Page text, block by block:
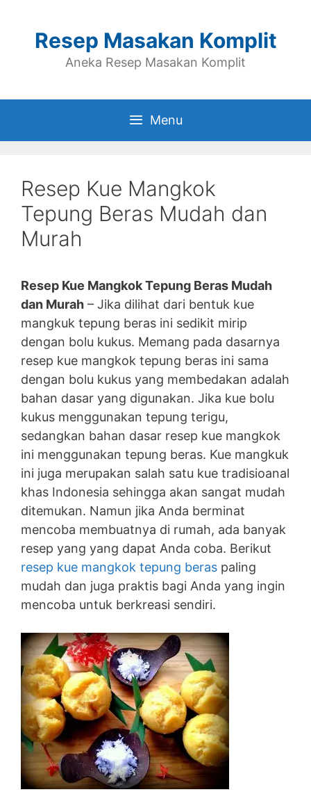
contentResep Masakan Komplit
Aneka Resep Masakan Komplit
Menu
Resep Kue Mangkok
Tepung Beras Mudah dan
Murah
Resep Kue Mangkok Tepung Beras Mudah
dan Murah – Jika dilihat dari bentuk kue
mangkuk tepung beras ini sedikit mirip
dengan bolu kukus. Memang pada dasarnya
resep kue mangkok tepung beras ini sama
dengan bolu kukus yang membedakan adalah
bahan dasar yang digunakan. Jika kue bolu
kukus menggunakan tepung terigu,
sedangkan bahan dasar resep kue mangkok
ini menggunakan tepung beras. Kue mangkuk
ini juga merupakan salah satu kue tradisioanal
khas Indonesia sehingga akan sangat mudah
ditemukan. Namun jika Anda berminat
mencoba membuatnya di rumah, ada banyak
resep yang yang dapat Anda coba. Berikut
resep kue mangkok tepung beras paling
mudah dan juga praktis bagi Anda yang ingin
mencoba untuk berkreasi sendiri.